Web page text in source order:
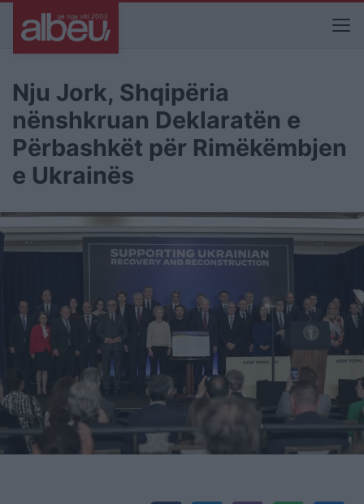
Nju Jork, Shqipëria
nënshkruan Deklaratën e
Përbashkët për Rimëkëmbjen
e Ukrainës